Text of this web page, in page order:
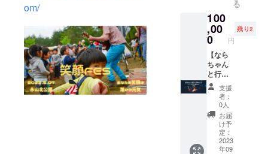
om/
美 ・
サービ
ス内容
に関す
る効果
効能
は、個
人の体
感であ
り 全て
を保証
するも
のでは
ありま
せん。
✼••┈┈••
✼••┈┈••
✼
メール
等でご
連絡さ
せて頂
きま
す。 日
程、講
演テー
マ等詳
細を打
ち合わ
せさせ
て頂き
ます。
合って
決めま
しょ
う。 ＊
内容に
よって
は受け
られな
いこと
があり
ます。
＊購入
後の返
金は致
り合っ
た仲間
は一生
の友
達。 そ
んな皆
がほっ
こりす
る焚き
火主催
権。 そ
んなみ
んなが
満足し
てほっ
ペシャ
ルコラ
ボス
テージ
が、あ
なたの
イベン
トに出
張しま
す。
15~20
分のオ
リジナ
ルス
テー
る
100
,00
0 円
残り2
【なら
ちゃん
と行
く 一
泊キャ
ンプ】
キャン
プ歴40
年のな
らちゃ
んがあ
支援
者：
0人
お届
け予
定：
2023
年09